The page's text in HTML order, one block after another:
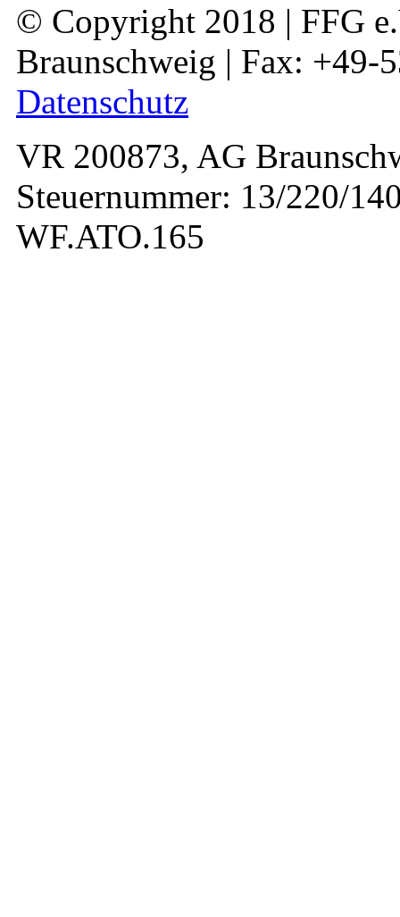
© Copyright 2018 | FFG
Braunschweig | Fax: +49-
Datenschutz
VR 200873, AG
Steuernummer: 13/220/
WF.ATO.165